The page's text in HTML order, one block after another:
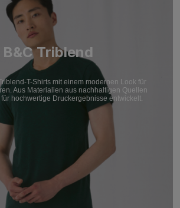
B&C Triblend
T-Shirts mit einem modernen Look für
Aus Materialien aus nachhaltigen Quellen
für hochwertige Druckergebnisse entwickelt.